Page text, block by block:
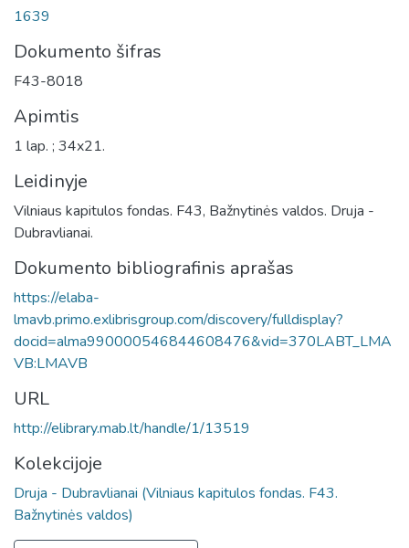
1639
Dokumento šifras
F43-8018
Apimtis
1 lap. ; 34x21.
Leidinyje
Vilniaus kapitulos fondas. F43, Bažnytinės valdos. Druja -
Dubravlianai.
Dokumento bibliografinis aprašas
https://elaba-
lmavb.primo.exlibrisgroup.com/discovery/fulldisplay?
docid=alma990000546844608476&vid=370LABT_LMA
VB:LMAVB
URL
http://elibrary.mab.lt/handle/1/13519
Kolekcijoje
Druja - Dubravlianai (Vilniaus kapitulos fondas. F43.
Bažnytinės valdos)